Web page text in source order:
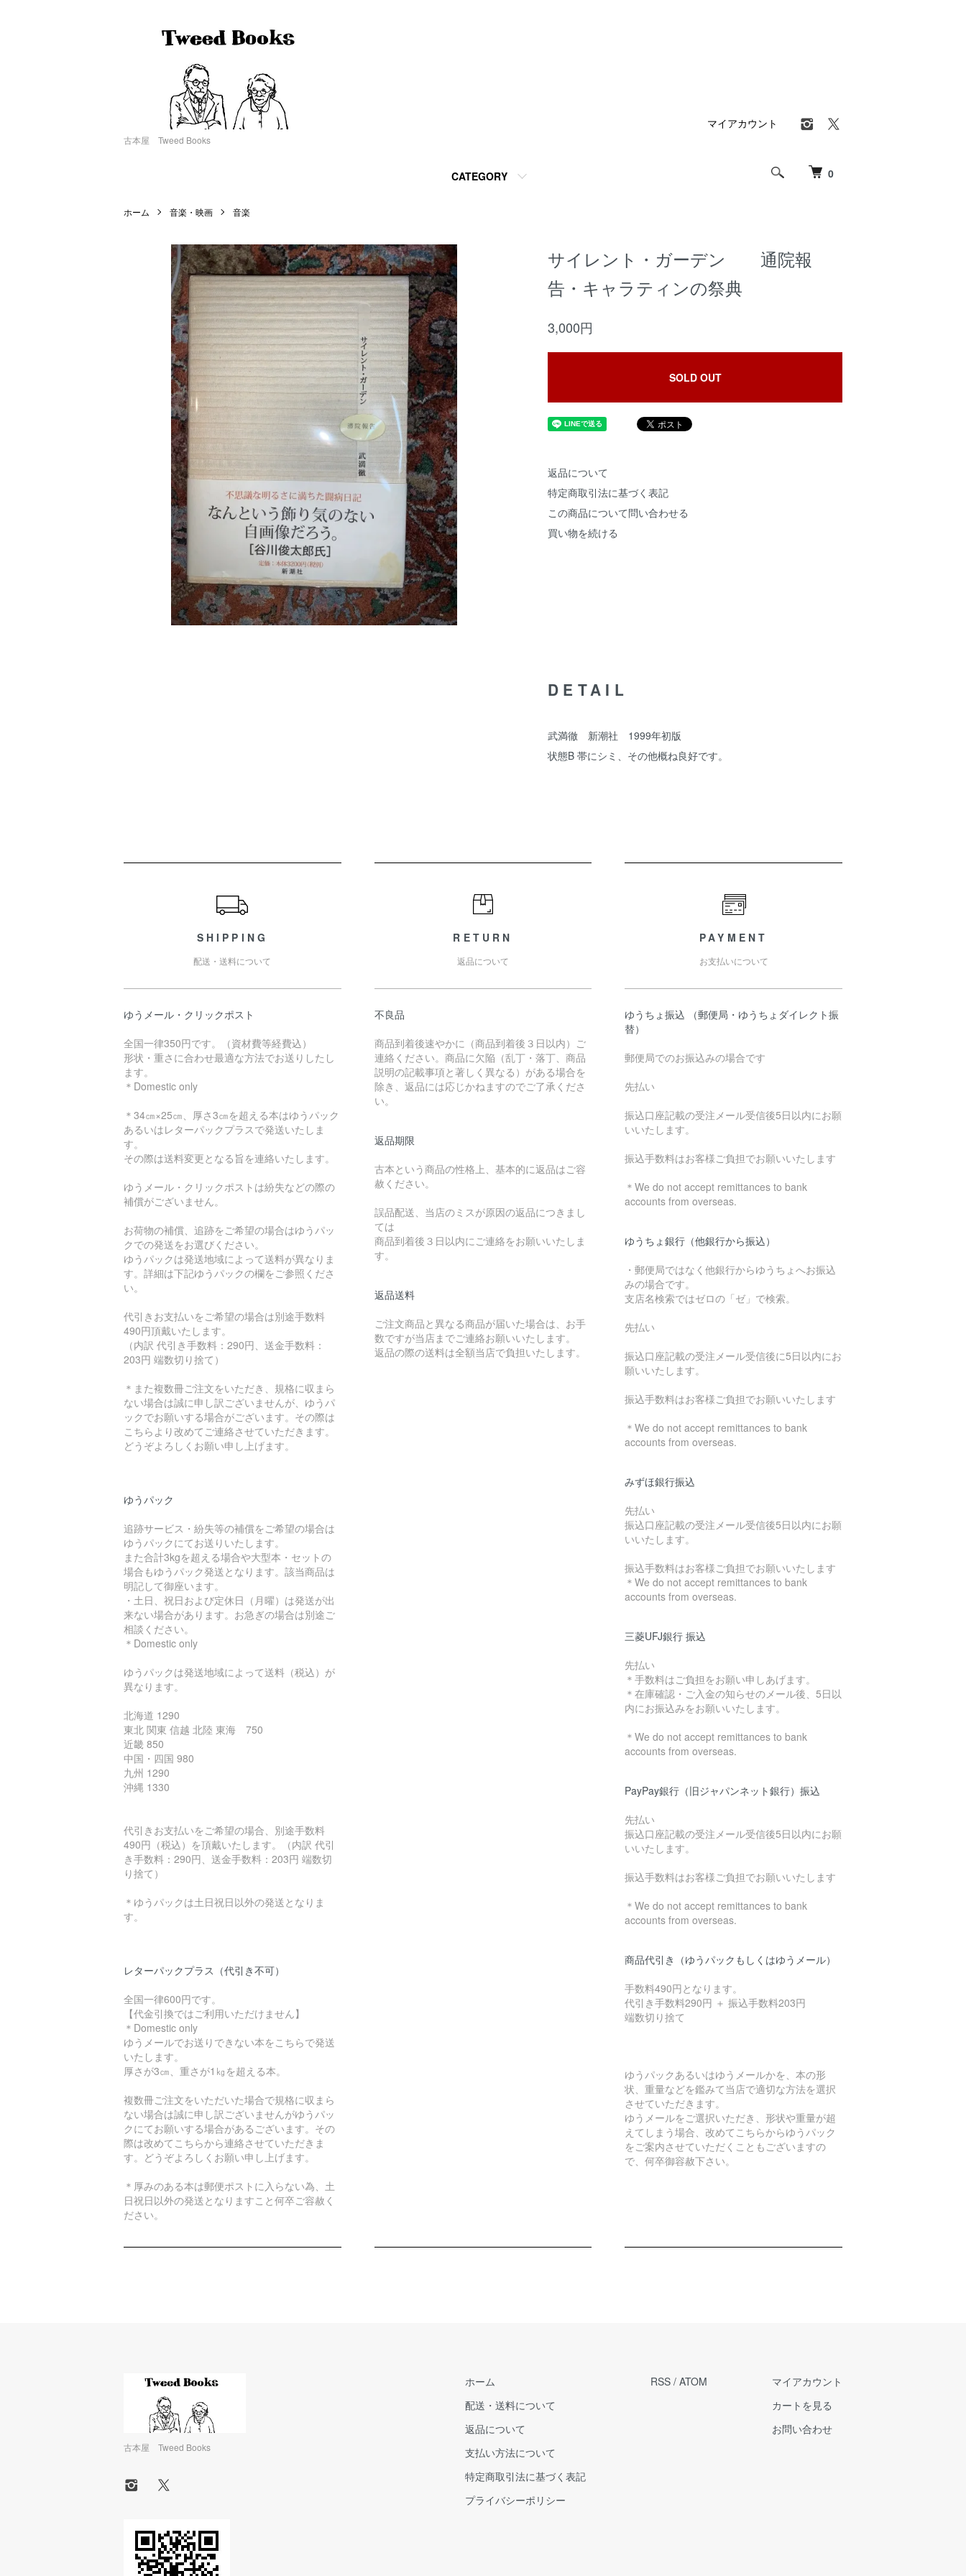
古本屋 Tweed Books
0
CATEGORY
マイアカウント
ホーム 音楽・映画 音楽
サイレント・ガーデン 通院報
告・キャラティンの祭典
3,000円
SOLD OUT
返品について
特定商取引法に基づく表記
この商品について問い合わせる
買い物を続ける
DETAIL
武満徹 新潮社 1999年初版
状態B 帯にシミ、その他概ね良好です。
SHIPPING
配送・送料について
ゆうメール・クリックポスト
全国一律350円です。（資材費等経費込）
形状・重さに合わせ最適な方法でお送りしたし
ます。
＊Domestic only
＊34㎝×25㎝、厚さ3㎝を超える本はゆうパック
あるいはレターパックプラスで発送いたしま
す。
その際は送料変更となる旨を連絡いたします。
ゆうメール・クリックポストは紛失などの際の
補償がございません。
お荷物の補償、追跡をご希望の場合はゆうパッ
クでの発送をお選びください。
ゆうパックは発送地域によって送料が異なりま
す。詳細は下記ゆうパックの欄をご参照くださ
い。
代引きお支払いをご希望の場合は別途手数料
490円頂戴いたします。
（内訳 代引き手数料：290円、送金手数料：
203円 端数切り捨て）
＊また複数冊ご注文をいただき、規格に収まら
ない場合は誠に申し訳ございませんが、ゆうパ
ックでお願いする場合がございます。その際は
こちらより改めてご連絡させていただきます。
どうぞよろしくお願い申し上げます。
ゆうパック
追跡サービス・紛失等の補償をご希望の場合は
ゆうパックにてお送りいたします。
また合計3kgを超える場合や大型本・セットの
場合もゆうパック発送となります。該当商品は
明記して御座います。
・土日、祝日および定休日（月曜）は発送が出
来ない場合があります。お急ぎの場合は別途ご
相談ください。
＊Domestic only
ゆうパックは発送地域によって送料（税込）が
異なります。
北海道 1290
東北 関東 信越 北陸 東海 750
近畿 850
中国・四国 980
九州 1290
沖縄 1330
代引きお支払いをご希望の場合、別途手数料
490円（税込）を頂戴いたします。（内訳 代引
き手数料：290円、送金手数料：203円 端数切
り捨て）
＊ゆうパックは土日祝日以外の発送となりま
す。
レターパックプラス（代引き不可）
全国一律600円です。
【代金引換ではご利用いただけません】
＊Domestic only
ゆうメールでお送りできない本をこちらで発送
いたします。
厚さが3㎝、重さが1㎏を超える本。
複数冊ご注文をいただいた場合で規格に収まら
ない場合は誠に申し訳ございませんがゆうパッ
クにてお願いする場合があるございます。その
際は改めてこちらから連絡させていただきま
す。どうぞよろしくお願い申し上げます。
＊厚みのある本は郵便ポストに入らない為、土
日祝日以外の発送となりますこと何卒ご容赦く
ださい。
RETURN
返品について
不良品
商品到着後速やかに（商品到着後３日以内）ご
連絡ください。商品に欠陥（乱丁・落丁、商品
説明の記載事項と著しく異なる）がある場合を
除き、返品には応じかねますのでご了承くださ
い。
返品期限
古本という商品の性格上、基本的に返品はご容
赦ください。
誤品配送、当店のミスが原因の返品につきまし
ては
商品到着後３日以内にご連絡をお願いいたしま
す。
返品送料
ご注文商品と異なる商品が届いた場合は、お手
数ですが当店までご連絡お願いいたします。
返品の際の送料は全額当店で負担いたします。
PAYMENT
お支払いについて
ゆうちょ振込 （郵便局・ゆうちょダイレクト振
替）
郵便局でのお振込みの場合です
先払い
振込口座記載の受注メール受信後5日以内にお願
いいたします。
振込手数料はお客様ご負担でお願いいたします
＊We do not accept remittances to bank
accounts from overseas.
ゆうちょ銀行（他銀行から振込）
・郵便局ではなく他銀行からゆうちょへお振込
みの場合です。
支店名検索ではゼロの「ゼ」で検索。
先払い
振込口座記載の受注メール受信後に5日以内にお
願いいたします。
振込手数料はお客様ご負担でお願いいたします
＊We do not accept remittances to bank
accounts from overseas.
みずほ銀行振込
先払い
振込口座記載の受注メール受信後5日以内にお願
いいたします。
振込手数料はお客様ご負担でお願いいたします
＊We do not accept remittances to bank
accounts from overseas.
三菱UFJ銀行 振込
先払い
＊手数料はご負担をお願い申しあげます。
＊在庫確認・ご入金の知らせのメール後、5日以
内にお振込みをお願いいたします。
＊We do not accept remittances to bank
accounts from overseas.
PayPay銀行（旧ジャパンネット銀行）振込
先払い
振込口座記載の受注メール受信後5日以内にお願
いいたします。
振込手数料はお客様ご負担でお願いいたします
＊We do not accept remittances to bank
accounts from overseas.
商品代引き（ゆうパックもしくはゆうメール）
手数料490円となります。
代引き手数料290円 ＋ 振込手数料203円
端数切り捨て
ゆうパックあるいはゆうメールかを、本の形
状、重量などを鑑みて当店で適切な方法を選択
させていただきます。
ゆうメールをご選択いただき、形状や重量が超
えてしまう場合、改めてこちらからゆうパック
をご案内させていただくこともございますの
で、何卒御容赦下さい。
古本屋 Tweed Books
ホーム
配送・送料について
返品について
支払い方法について
特定商取引法に基づく表記
プライバシーポリシー
RSS / ATOM
マイアカウント
カートを見る
お問い合わせ